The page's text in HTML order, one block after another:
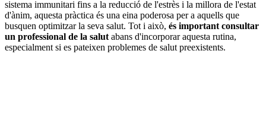
sistema immunitari fins a la reducció de l'estrès i la millora de l'estat
d'ànim, aquesta pràctica és una eina poderosa per a aquells que
busquen optimitzar la seva salut. Tot i això, és important consultar
un professional de la salut abans d'incorporar aquesta rutina,
especialment si es pateixen problemes de salut preexistents.